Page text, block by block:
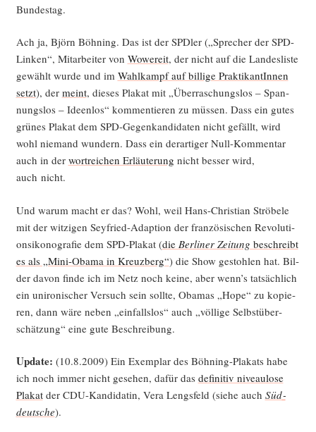
Bundestag.
Ach ja, Björn Böh­ning. Das ist der SPD­ler („Spre­cher der SPD-
Lin­ken“, Mit­ar­bei­ter von Wowe­reit, der nicht auf die Lan­des­lis­te
gewählt wur­de und im Wahl­kampf auf bil­li­ge Prak­ti­kan­tIn­nen
setzt), der meint, die­ses Pla­kat mit „Über­ra­schungs­los – Span­
nungs­los – Ideen­los“ kom­men­tie­ren zu müs­sen. Dass ein gutes
grü­nes Pla­kat dem SPD-Gegen­kan­di­da­ten nicht gefällt, wird
wohl nie­mand wun­dern. Dass ein der­ar­ti­ger Null-Kom­men­tar
auch in der wort­rei­chen Erläu­te­rung nicht bes­ser wird,
auch nicht.
Und war­um macht er das? Wohl, weil Hans-Chris­ti­an Strö­be­le
mit der wit­zi­gen Sey­fried-Adap­ti­on der fran­zö­si­schen Revo­lu­ti­
ons­i­ko­no­gra­fie dem SPD-Pla­kat (die Ber­li­ner Zei­tung beschreibt
es als „Mini-Oba­ma in Kreuz­berg“) die Show gestoh­len hat. Bil­
der davon fin­de ich im Netz noch kei­ne, aber wenn’s tat­säch­lich
ein uniro­ni­scher Ver­such sein soll­te, Oba­mas „Hope“ zu kopie­
ren, dann wäre neben „ein­falls­los“ auch „völ­li­ge Selbst­über­
schät­zung“ eine gute Beschreibung.
Update: (10.8.2009) Ein Exem­plar des Böh­ning-Pla­kats habe
ich noch immer nicht gese­hen, dafür das defi­ni­tiv niveau­lo­se
Pla­katder CDU-Kan­di­da­tin, Vera Lengs­feld (sie­he auch Süd­
deut­sche).